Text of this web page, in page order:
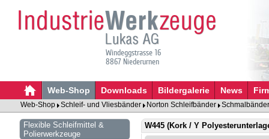
Windeggstrasse 16
8867 Niederurnen
Web-Shop Downloads Bildergalerie News
Web-Shop Schleif- und Vliesbänder Norton Schleifbänder
Flexible Schleifmittel &
Polierwerkzeuge
W445 (Kork / Y